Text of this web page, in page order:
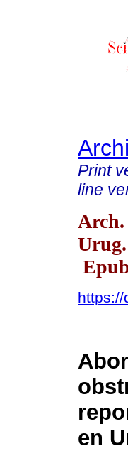
Print
line
Arch.
https://
en